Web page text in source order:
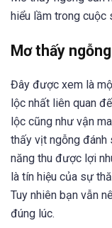
hiểu lầm trong cuộc
Mơ thấy
Đây được xem là
lộc nhất liên quan
lộc cũng như vận
thấy vịt ngỗng đánh
năng thu được lợi
là tín hiệu của sự
Tuy nhiên bạn vẫn
đúng lúc.